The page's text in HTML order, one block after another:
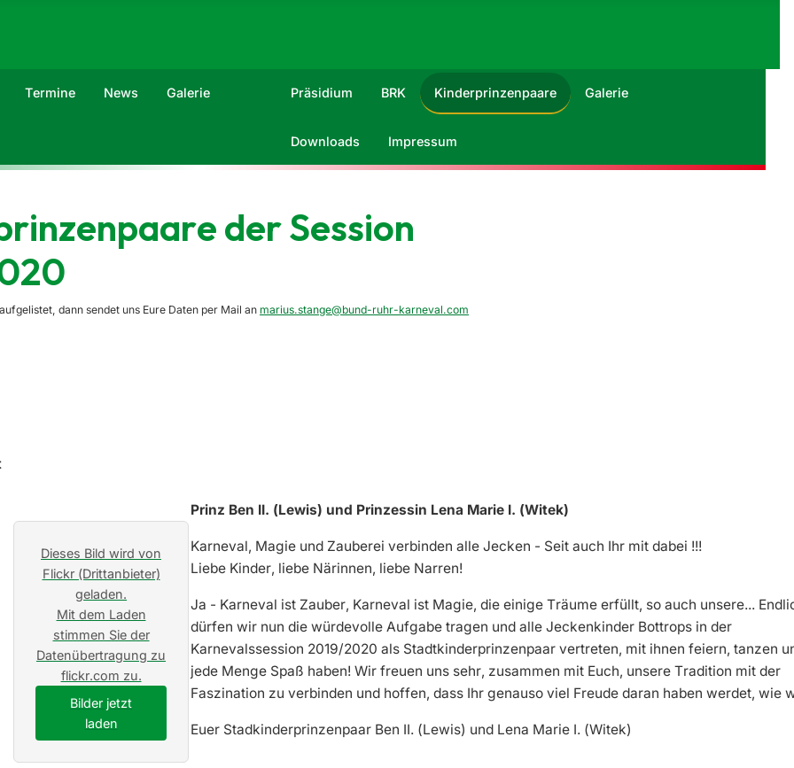
Termine News Galerie Präsidium BRK Kinderprinzenpaare Galerie
Downloads Impressum
der Session
dann sendet uns Eure Daten per Mail an marius.stange@bund-ruhr-karneval.com
Dieses Bild wird von
Flickr (Drittanbieter)
geladen.
Mit dem Laden
stimmen Sie der
Datenübertragung zu
flickr.com zu.
Bilder jetzt
laden
Prinz Ben II. (Lewis) und Prinzessin Lena Marie I. (Witek)
Karneval, Magie und Zauberei verbinden alle Jecken - Seit auch Ihr mit dabei !!!
Liebe Kinder, liebe Närinnen, liebe Narren!
Ja - Karneval ist Zauber, Karneval ist Magie, die einige Träume erfüllt, so auch unsere...
dürfen wir nun die würdevolle Aufgabe tragen und alle Jeckenkinder Bottrops in der
Karnevalssession 2019/2020 als Stadtkinderprinzenpaar vertreten, mit ihnen feiern, tanzen
jede Menge Spaß haben! Wir freuen uns sehr, zusammen mit Euch, unsere Tradition mit der
Faszination zu verbinden und hoffen, dass Ihr genauso viel Freude daran haben werdet, wie
Euer Stadkinderprinzenpaar Ben II. (Lewis) und Lena Marie I. (Witek)